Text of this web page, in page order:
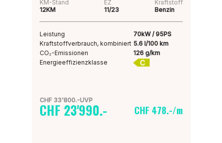
KM-Stand
12KM
EZ
11/23
Kraftstoff
Benzin
Leistung
70kW / 95PS
Kraftstoffverbrauch, kombiniert 5.6 l/100 km
CO₂-Emissionen
126 g/km
Energieeffizienzklasse
C
CHF 33'800.-UVP
CHF 23'990.- CHF 478.-/m